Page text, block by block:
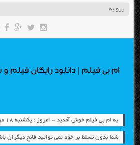
ام بی فیلم | دانلود رایگان فیلم
به ام بی فیلم خوش آمدید - امروز : یکشنبه ۱۸ مرداد ۱۴۰۵
شما بدون تسلط بر خود نمی توانید فاتح دیگران